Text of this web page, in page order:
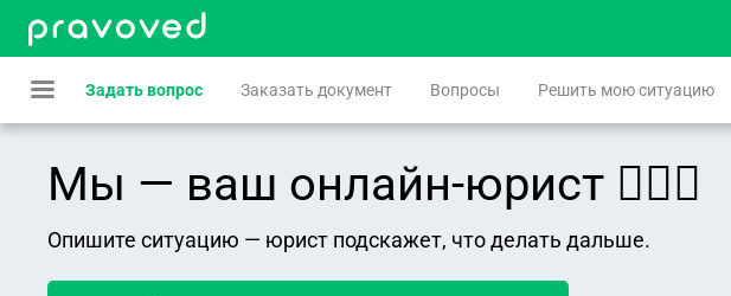
Задать вопрос Заказать документ Вопросы Решить мою ситуацию
Мы — ваш онлайн-юрист 👨🏻‍⚖️
Опишите ситуацию — юрист подскажет, что делать дальше.